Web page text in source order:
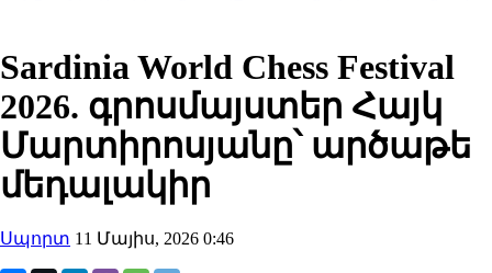
Sardinia World Chess Festival
2026. գրոսմայստեր Հայկ
Մարտիրոսյանը՝ արծաթե
մեդալակիր
Սպորտ 11 Մայիս, 2026 0:46